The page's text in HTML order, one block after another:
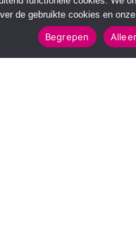
de gebruikte cookies en
Begrepen